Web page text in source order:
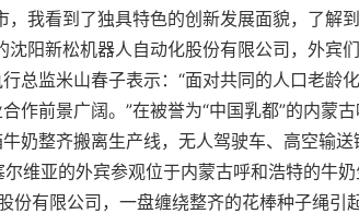
，我看到了独具特色的创新发展面貌，了解
阳新松机器人自动化股份有限公司，外宾
总监米山春子表示：“面对共同的人口老龄
作前景广阔。”在被誉为“中国乳都”的内蒙
奶整齐搬离生产线，无人驾驶车、高空输
维亚的外宾参观位于内蒙古呼和浩特的牛
有限公司，一盘缠绕整齐的花棒种子绳引